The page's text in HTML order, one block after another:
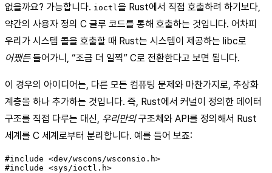
없을까요? 가능합니다. ioctl 을 Rust에서 직접 호출하려 하기보다,
약간의 사용자 정의 C 글루 코드를 통해 호출하는 것입니다. 어차피
우리가 시스템 콜을 호출할 때 Rust는 시스템이 제공하는 libc로
어쨌든들어가니, “조금 더 일찍” C로 전환한다고 보면 됩니다.
이 경우의 아이디어는, 다른 모든 컴퓨팅 문제와 마찬가지로, 추상화
계층을 하나 추가하는 것입니다. 즉, Rust에서 커널이 정의한 데이터
구조를 직접 다루는 대신, 우리만의구조체와 API를 정의해서 Rust
세계를 C 세계로부터 분리합니다. 예를 들어 보죠:
#include <dev/wscons/wsconsio.h>
#include <sys/ioctl.h>